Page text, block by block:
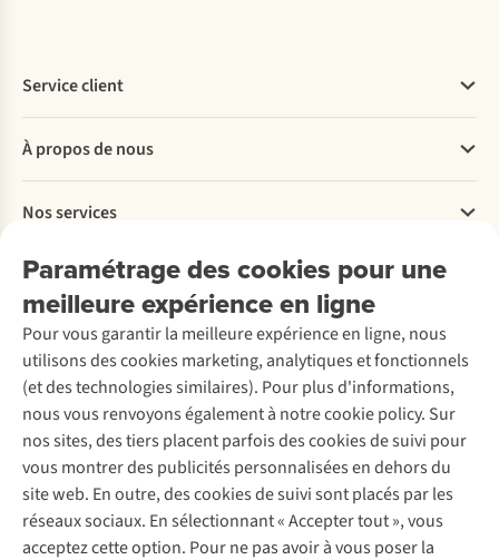
Paramétrage des cookies pour une
meilleure expérience en ligne
Pour vous garantir la meilleure expérience en ligne, nous
utilisons des cookies marketing, analytiques et fonctionnels
(et des technologies similaires). Pour plus d'informations,
nous vous renvoyons également à notre cookie policy. Sur
nos sites, des tiers placent parfois des cookies de suivi pour
vous montrer des publicités personnalisées en dehors du
site web. En outre, des cookies de suivi sont placés par les
réseaux sociaux. En sélectionnant « Accepter tout », vous
acceptez cette option. Pour ne pas avoir à vous poser la
Service client
Commander
Payer
Livraison
Rétractation d'une commande
Entretien & réparations
Garantie
Contactez-nous
À propos de nous
Explore More
À propos d’Ayacucho
Nos magasins
À propos d’A.S.Adventure
Déclaration d'accessibilité
Nos services
Location / Location sports d’hiver
Entretien de ski
Service de lavage
Entretien de chaussures
Réparation de chaussures
Réparation de vêtements
Retouches
Pour les entreprises
Découvrez
A.S.Magazine
Explore Camp
Gear Check
Expertise & conseils
Abonnez-vous à la newsletter
Suivez-nous